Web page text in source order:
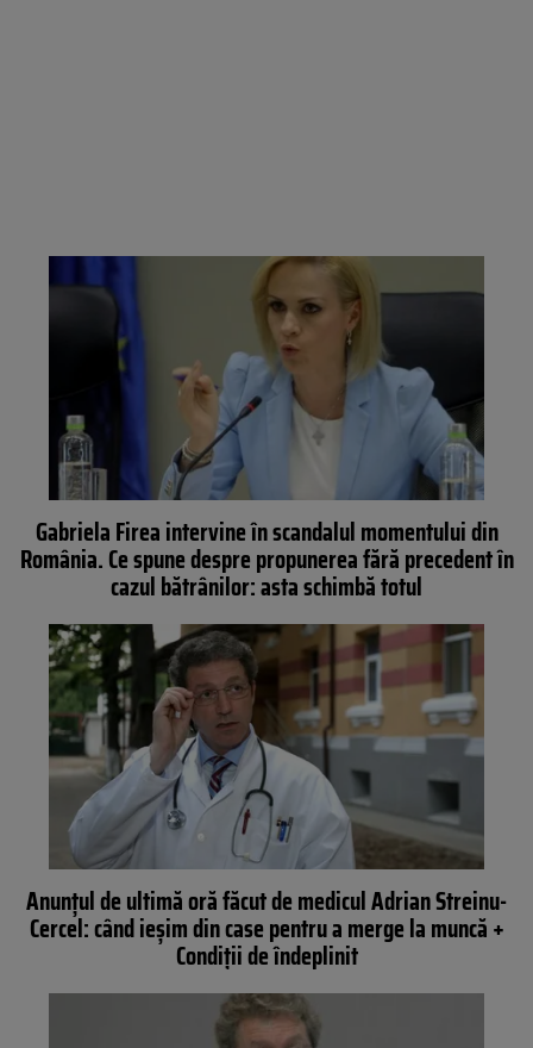
Gabriela Firea intervine în scandalul momentului din
România. Ce spune despre propunerea fără precedent în
cazul bătrânilor: asta schimbă totul
Anunțul de ultimă oră făcut de medicul Adrian Streinu-
Cercel: când ieșim din case pentru a merge la muncă +
Condiții de îndeplinit